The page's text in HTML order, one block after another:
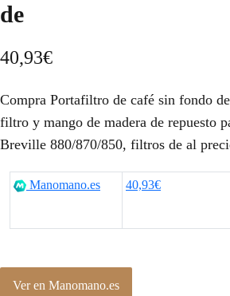
de
40,93€
Compra Portafiltro de café sin fondo
filtro y mango de madera de repuesto
Breville 880/870/850, filtros de al
Manomano.es 40,93€
Ver en Manomano.es